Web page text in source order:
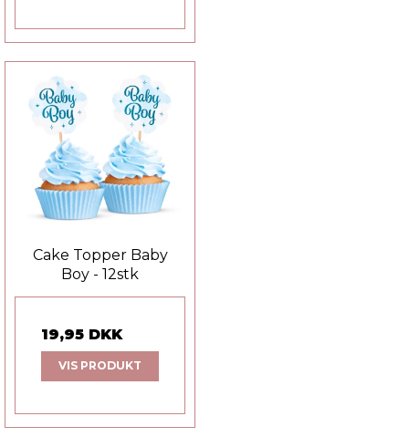
Cake Topper Baby
Boy - 12stk
19,95 DKK
VIS PRODUKT